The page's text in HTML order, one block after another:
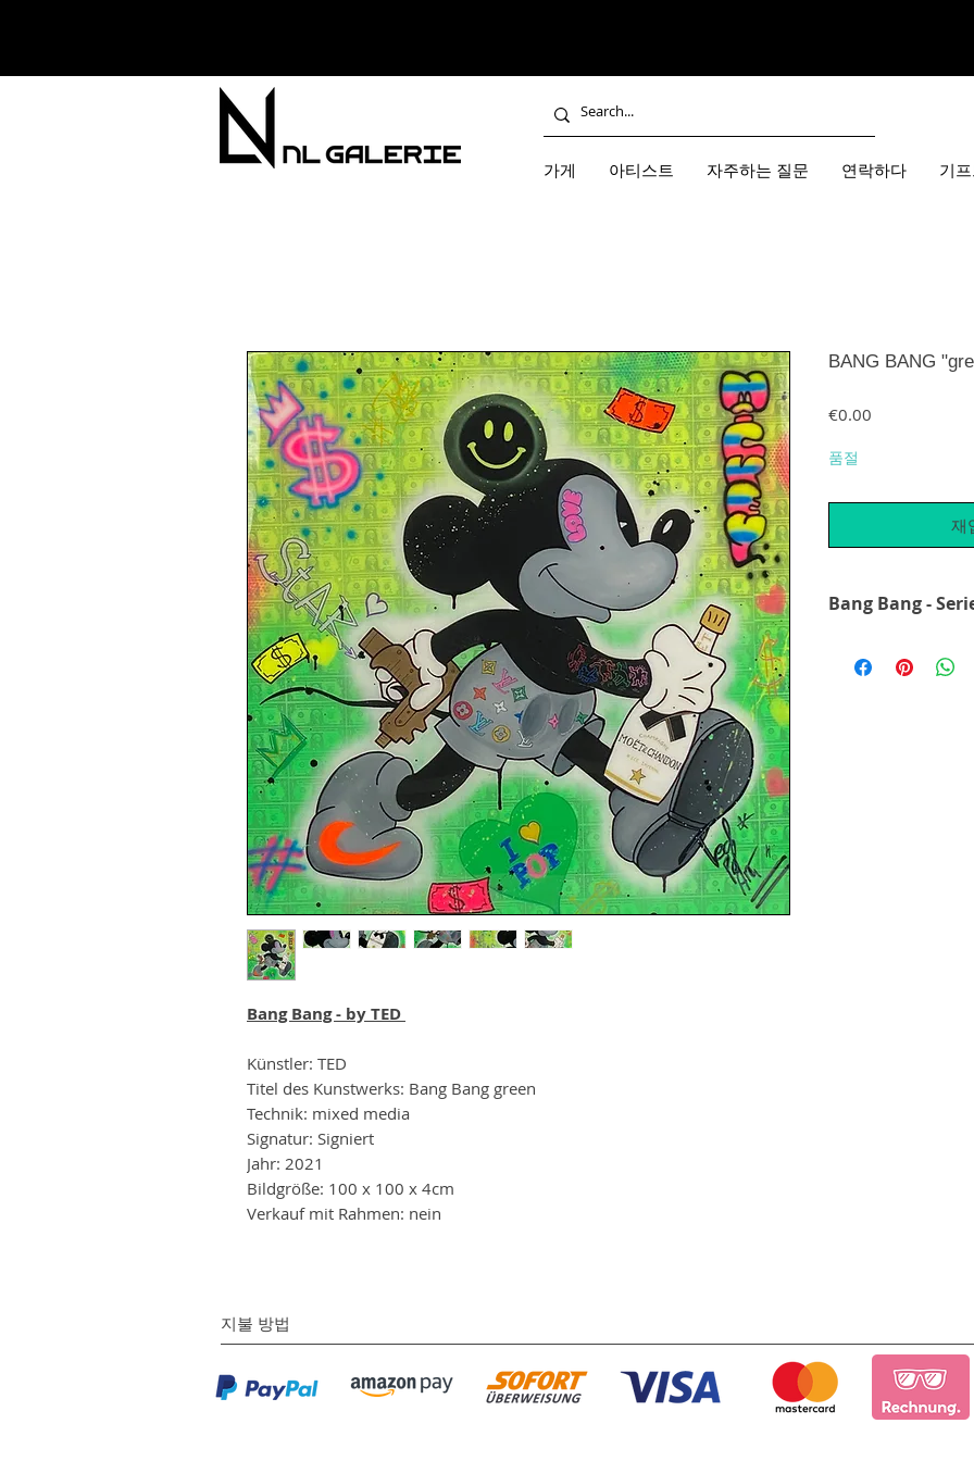
가게 아티스트 자주하는 질문 연락하다 기
Bang Bang - by TED
Künstler: TED
Titel des Kunstwerks: Bang Bang green
Technik: mixed media
Signatur: Signiert
Jahr: 2021
Bildgröße: 100 x 100 x 4cm
Verkauf mit Rahmen: nein
BANG BANG
€0.00
품절
재
Bang Bang -
einem anderen
지불 방법